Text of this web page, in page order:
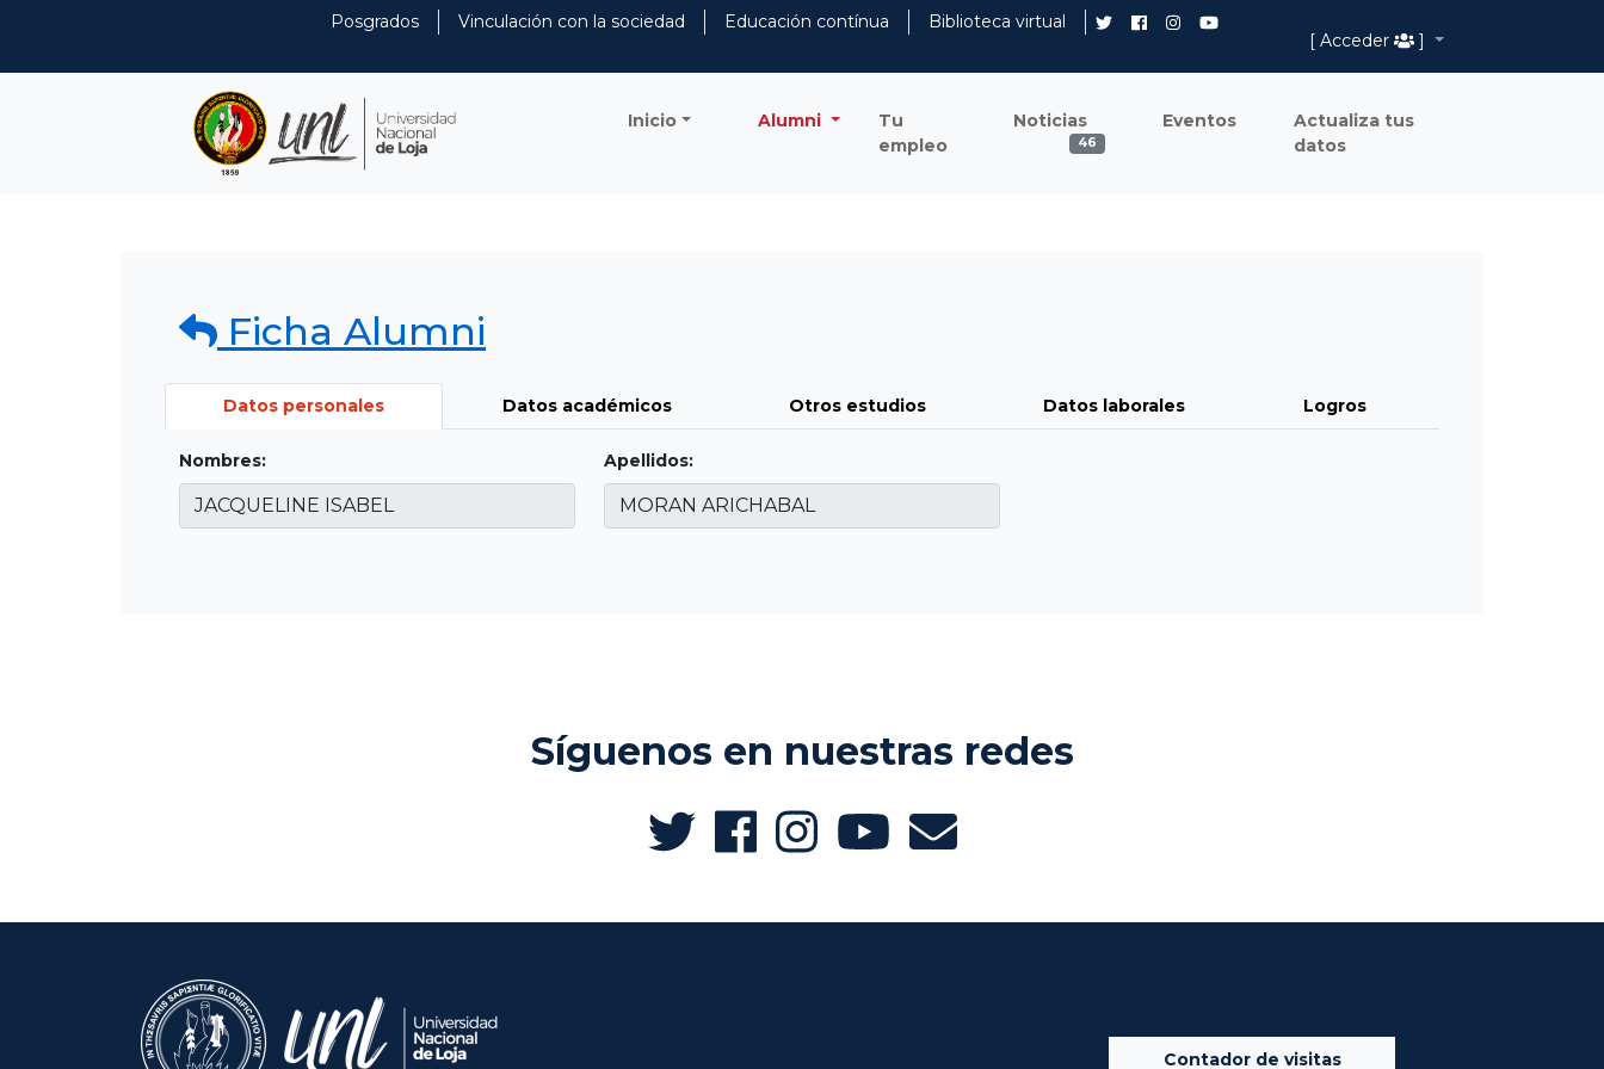
Posgrados Vinculación con la sociedad Educación contínua
Biblioteca virtual
[ Acceder
]
Inicio Alumni
Tu
empleo
Noticias
46
Eventos
Actualiza tus
datos
Ficha Alumni
Datos personales Datos académicos Otros estudios Datos laborales Logros
Nombres: Apellidos:
Síguenos en nuestras redes
Contador de visitas